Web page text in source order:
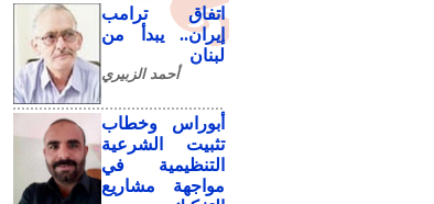
اتفاق ترامب
إيران.. يبدأ من
لبنان
أحمد الزبيري
أبوراس وخطاب
تثبيت الشرعية
التنظيمية في
مواجهة مشاريع